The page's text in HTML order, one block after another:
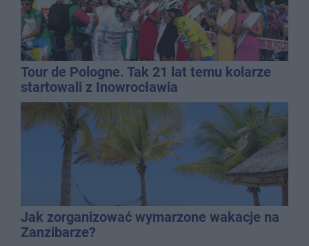
Tour de Pologne. Tak 21 lat temu kolarze
startowali z Inowrocławia
Jak zorganizować wymarzone wakacje na
Zanzibarze?